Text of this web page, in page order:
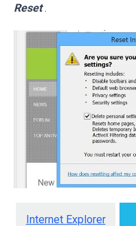
Reset .
Internet Explorer